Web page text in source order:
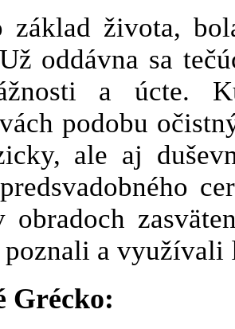
základ života,
oddávna sa
a úcte.
podobu
ale aj
obradoch
poznali a využívali
Grécko: